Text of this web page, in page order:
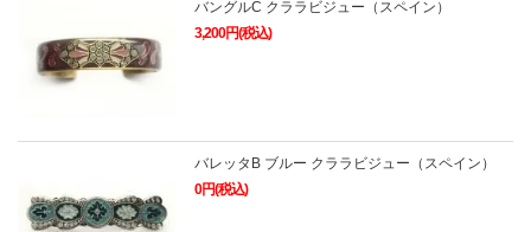
バングルC クララビジュー（スペイン）
3,200円(税込)
バレッタB ブルー クララビジュー（スペイン）
0円(税込)